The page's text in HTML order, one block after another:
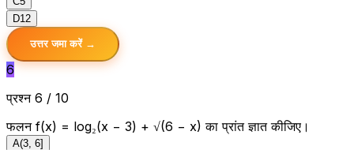
D12
उत्तर जमा करें →
6
प्रश्न 6 / 10
फलन f(x) = log₂(x − 3) + √(6 − x) का प्रांत ज्ञात कीजिए।
A(3, 6]